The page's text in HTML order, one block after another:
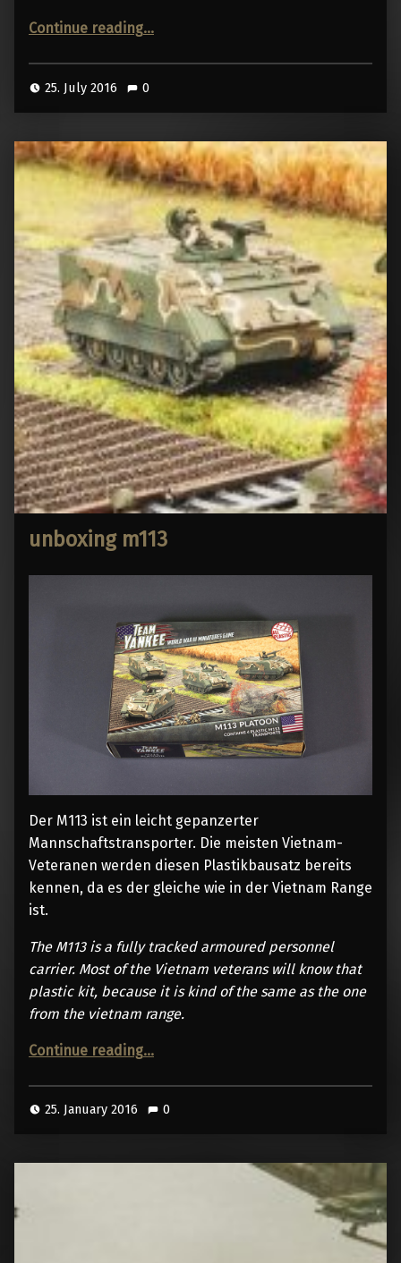
Continue reading
“Unboxing American Mech Platoon”
…
25. July 2016 0
unboxing m113
Der M113 ist ein leicht gepanzerter
Mannschaftstransporter. Die meisten Vietnam-
Veteranen werden diesen Plastikbausatz bereits
kennen, da es der gleiche wie in der Vietnam Range
ist.
The M113 is a fully tracked armoured personnel
carrier. Most of the Vietnam veterans will know that
plastic kit, because it is kind of the same as the one
from the vietnam range.
Continue reading…
25. January 2016 0